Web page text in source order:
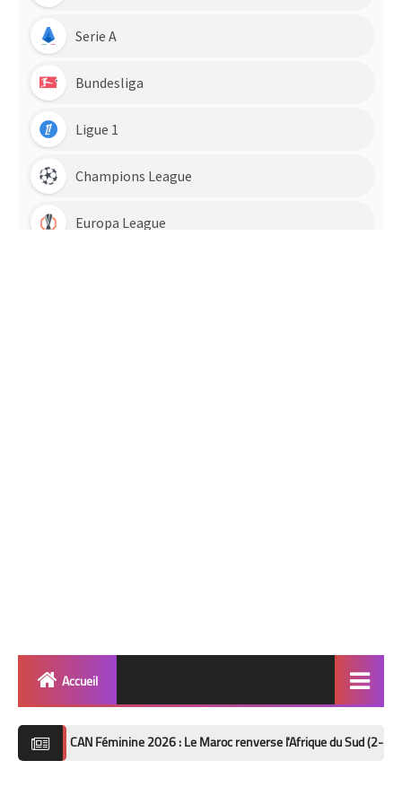
Accueil
Féminine 2026 : Le Maroc renverse l'Afrique du Sud (2-1) et file en